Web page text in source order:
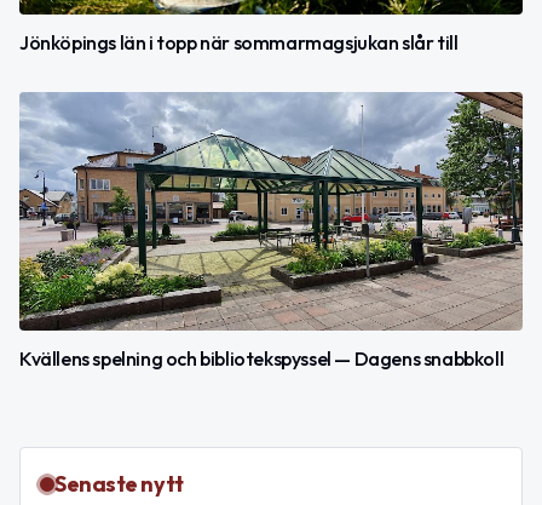
Jönköpings län i topp när sommarmagsjukan slår till
Kvällens spelning och bibliotekspyssel — Dagens snabbkoll
Senaste nytt